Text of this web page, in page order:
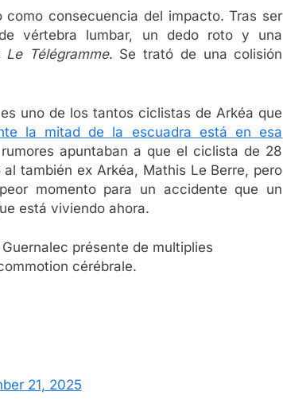
consecuencia del impacto. Tras ser
vértebra lumbar, un dedo roto y una
Le Télégramme. Se trató de una colisión
uno de los tantos ciclistas de Arkéa que
la mitad de la escuadra está en esa
apuntaban a que el ciclista de 28
también ex Arkéa, Mathis Le Berre, pero
momento para un accidente que un
está viviendo ahora.
présente de multiplies
cérébrale.
21, 2025